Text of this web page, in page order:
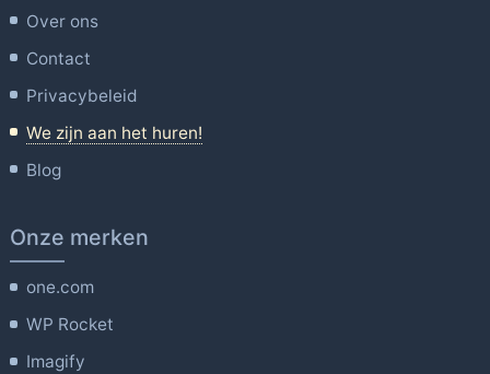
Over ons
Contact
Privacybeleid
We zijn aan het huren!
Blog
Onze merken
one.com
WP Rocket
Imagify